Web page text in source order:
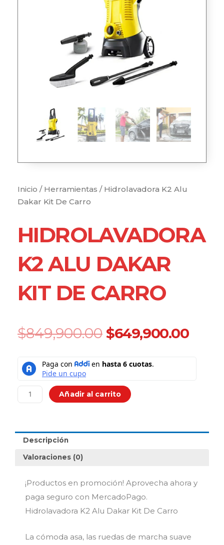
Inicio / Herramientas / Hidrolavadora K2 Alu
Dakar Kit De Carro
HIDROLAVADORA
K2 ALU DAKAR
KIT DE CARRO
$849,900.00 Original
price
$849,900.00.
$649,900.00
K2
Dakar
Kit
cantidad
Añadir al carrito
Descripción
Valoraciones (0)
¡Productos en promoción! Aprovecha ahora y
paga seguro con MercadoPago.
Hidrolavadora K2 Alu Dakar Kit De Carro
La cómoda asa, las ruedas de marcha suave